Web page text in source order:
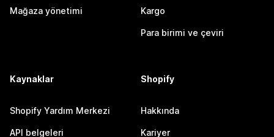
Mağaza yönetimi Kargo
Para birimi ve çeviri
Kaynaklar
Shopify Yardım Merkezi
API belgeleri
Shopify
Hakkında
Kariyer